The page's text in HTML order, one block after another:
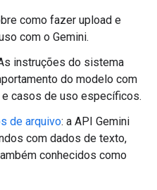
como fazer upload e
com o Gemini.
instruções do sistema
do modelo com
casos de uso específicos.
de arquivo: a API Gemini
com dados de texto,
conhecidos como